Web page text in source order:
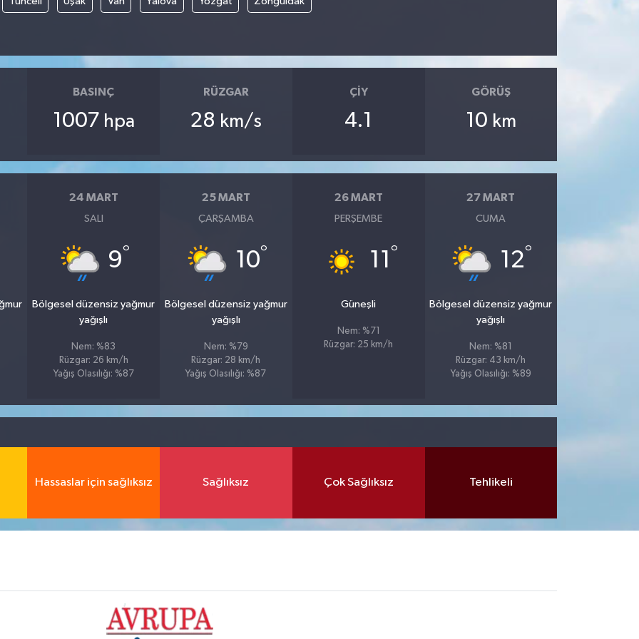
BASINÇ
1007 hpa
RÜZGAR
28 km/s
ÇIY
4.1
GÖRÜŞ
10 km
24 MART
SALI
9°
Bölgesel düzensiz yağmur
yağışlı
Nem: %83
Rüzgar: 26 km/h
Yağış Olasılığı: %87
25 MART
ÇARŞAMBA
10°
Bölgesel düzensiz yağmur
yağışlı
Nem: %79
Rüzgar: 28 km/h
Yağış Olasılığı: %87
26 MART
PERŞEMBE
11 °
Güneşli
Nem: %71
Rüzgar: 25 km/h
27 MART
CUMA
12°
Bölgesel düzensiz yağmur
yağışlı
Nem: %81
Rüzgar: 43 km/h
Yağış Olasılığı: %89
Hassaslar için sağlıksız Sağlıksız Çok Sağlıksız Tehlikeli